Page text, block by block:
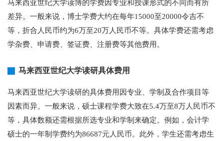
马来西亚世纪大学读博的学费因专业和授课形式的不同而有所
差异。一般来说，博士学费大约在每年15000至20000令吉不
等，折合人民币约为6万至20万人民币不等。具体学费还需考虑
学杂费、申请费、签证费、注册费等其他费用。
马来西亚世纪大学读研具体费用
马来西亚世纪大学读研的具体费用因专业、学制及合作项目等
因素而异。一般来说，硕士课程学费大致在5.4万至8万人民币不
等，具体数额还需根据所选专业和学制来确定。例如，会计学
硕士的一年制学费约为86687元人民币。此外，学生还需考虑生